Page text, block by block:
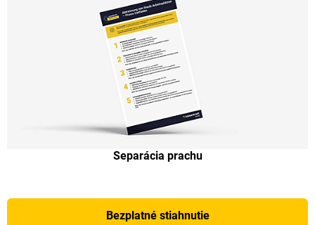
Separácia prachu
Bezplatné stiahnutie